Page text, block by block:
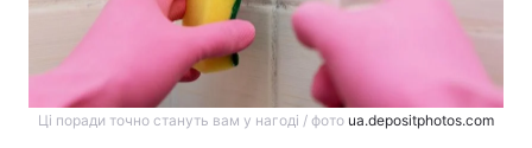
Ці поради точно стануть вам у нагоді / фото ua.depositphotos.com